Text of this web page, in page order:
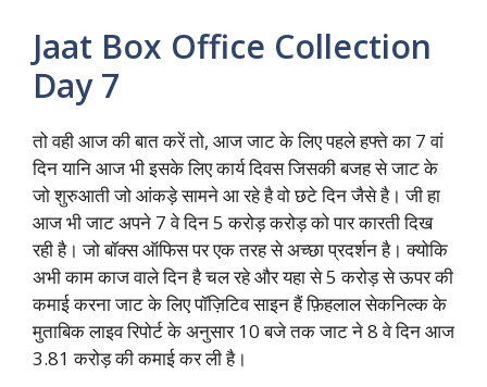
Jaat Box Office Collection
Day 7
तो वही आज की बात करें तो, आज जाट के लिए पहले हफ्ते का 7 वां
दिन यानि आज भी इसके लिए कार्य दिवस जिसकी बजह से जाट के
जो शुरुआती जो आंकड़े सामने आ रहे है वो छटे दिन जैसे है। जी हा
आज भी जाट अपने 7 वे दिन 5 करोड़ करोड़ को पार कारती दिख
रही है। जो बॉक्स ऑफिस पर एक तरह से अच्छा प्रदर्शन है। क्योकि
अभी काम काज वाले दिन है चल रहे और यहा से 5 करोड़ से ऊपर की
कमाई करना जाट के लिए पॉज़िटिव साइन हैं फ़िहलाल सेकनिल्क के
मुताबिक लाइव रिपोर्ट के अनुसार 10 बजे तक जाट ने 8 वे दिन आज
3.81 करोड़ की कमाई कर ली है।